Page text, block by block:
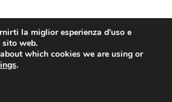
la miglior esperienza d'uso e
sito web.
which cookies we are using or
.